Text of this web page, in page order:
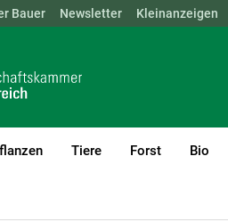
KTN NÖ OÖ SBG STMK
Bauer Newsletter Kleinanzeigen
Tiere Forst Bio